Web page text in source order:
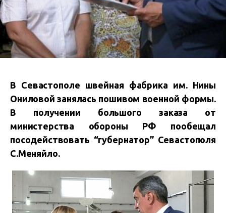
В Севастополе швейная фабрика им. Нины
Ониловой занялась пошивом военной формы.
В получении большого заказа от
министерства обороны РФ пообещал
посодействовать “губернатор” Севастополя
С.Меняйло.